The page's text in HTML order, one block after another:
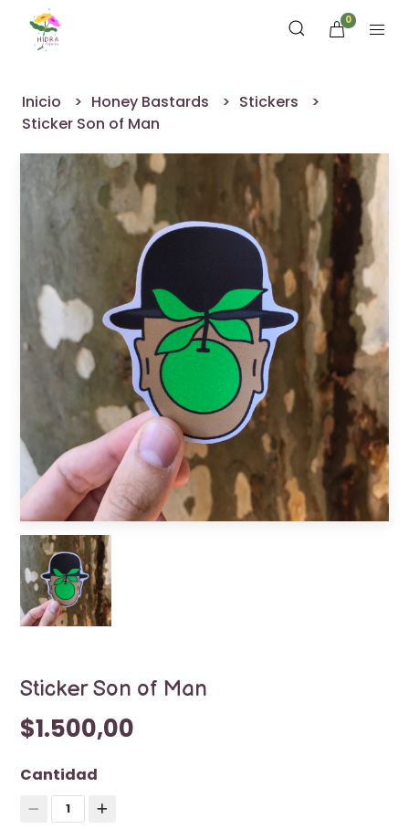
0
Inicio Honey Bastards
Stickers
Sticker Son of Man
Sticker Son of Man
$1.500,00
Cantidad
1